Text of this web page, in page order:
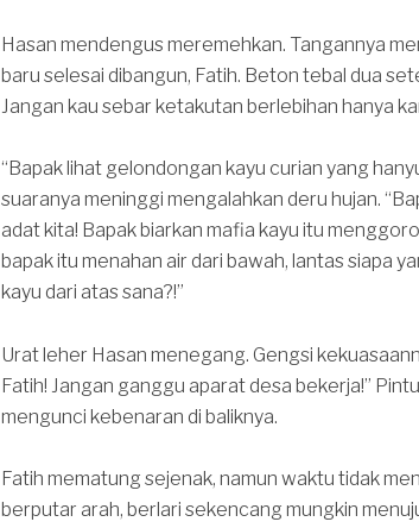
Hasan mendengus meremehkan. Tangannya
baru selesai dibangun, Fatih. Beton tebal dua
Jangan kau sebar ketakutan berlebihan hanya
“Bapak lihat gelondongan kayu curian yang
suaranya meninggi mengalahkan deru hujan.
adat kita! Bapak biarkan mafia kayu itu
bapak itu menahan air dari bawah, lantas siapa
kayu dari atas sana?!”
Urat leher Hasan menegang. Gengsi
Fatih! Jangan ganggu aparat desa bekerja!”
mengunci kebenaran di baliknya.
Fatih mematung sejenak, namun waktu tidak
berputar arah, berlari sekencang mungkin